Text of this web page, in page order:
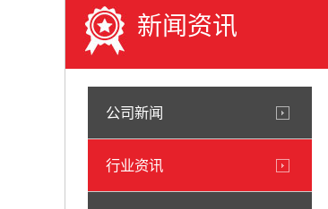
新闻资讯
公司新闻
行业资讯